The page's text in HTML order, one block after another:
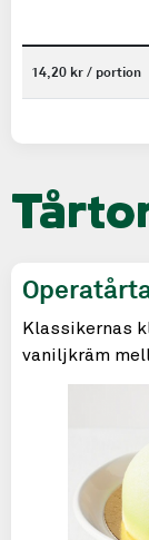
14,20 kr / portion
Klassikernas
vaniljkräm
marsipan.